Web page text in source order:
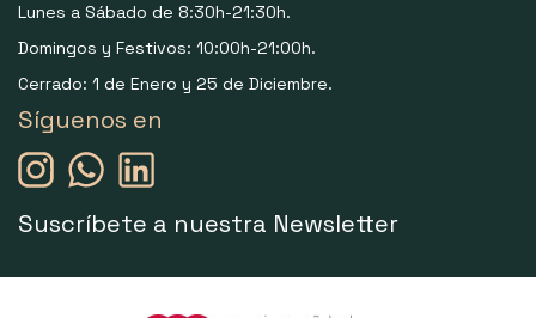
Lunes a Sábado de 8:30h-21:30h.
Domingos y Festivos: 10:00h-21:00h.
Cerrado: 1 de Enero y 25 de Diciembre.
Síguenos en
Suscríbete a nuestra Newsletter